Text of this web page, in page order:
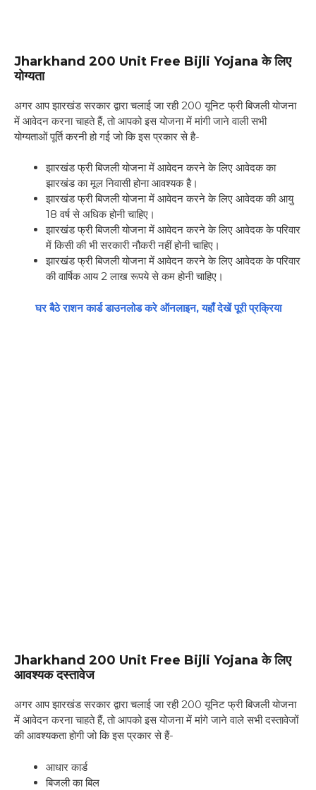
Jharkhand 200 Unit Free Bijli Yojana के लिए
योग्यता
अगर आप झारखंड सरकार द्वारा चलाई जा रही 200 यूनिट फ्री बिजली योजना
में आवेदन करना चाहते हैं, तो आपको इस योजना में मांगी जाने वाली सभी
योग्यताओं पूर्ति करनी हो गई जो कि इस प्रकार से है-
झारखंड फ्री बिजली योजना में आवेदन करने के लिए आवेदक का
झारखंड का मूल निवासी होना आवश्यक है।
झारखंड फ्री बिजली योजना में आवेदन करने के लिए आवेदक की आयु
18 वर्ष से अधिक होनी चाहिए।
झारखंड फ्री बिजली योजना में आवेदन करने के लिए आवेदक के परिवार
में किसी की भी सरकारी नौकरी नहीं होनी चाहिए।
झारखंड फ्री बिजली योजना में आवेदन करने के लिए आवेदक के परिवार
की वार्षिक आय 2 लाख रूपये से कम होनी चाहिए।
घर बैठे राशन कार्ड डाउनलोड करे ऑनलाइन, यहाँ देखें पूरी प्रक्रिया
Jharkhand 200 Unit Free Bijli Yojana के लिए
आवश्यक दस्तावेज
अगर आप झारखंड सरकार द्वारा चलाई जा रही 200 यूनिट फ्री बिजली योजना
में आवेदन करना चाहते हैं, तो आपको इस योजना में मांगे जाने वाले सभी दस्तावेजों
की आवश्यकता होगी जो कि इस प्रकार से हैं-
आधार कार्ड
बिजली का बिल